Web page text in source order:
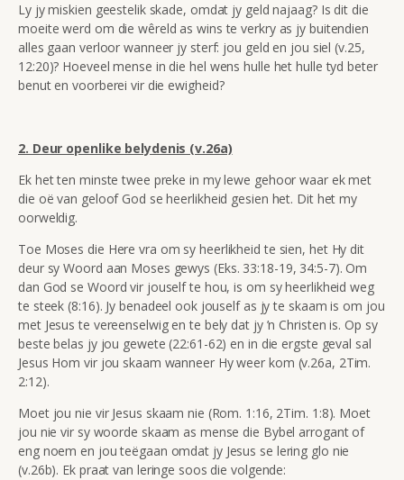
Ly jy miskien geestelik skade, omdat jy geld najaag? Is dit die
moeite werd om die wêreld as wins te verkry as jy buitendien
alles gaan verloor wanneer jy sterf: jou geld en jou siel (v.25,
12:20)? Hoeveel mense in die hel wens hulle het hulle tyd beter
benut en voorberei vir die ewigheid?
2. Deur openlike belydenis (v.26a)
Ek het ten minste twee preke in my lewe gehoor waar ek met
die oë van geloof God se heerlikheid gesien het. Dit het my
oorweldig.
Toe Moses die Here vra om sy heerlikheid te sien, het Hy dit
deur sy Woord aan Moses gewys (Eks. 33:18-19, 34:5-7). Om
dan God se Woord vir jouself te hou, is om sy heerlikheid weg
te steek (8:16). Jy benadeel ook jouself as jy te skaam is om jou
met Jesus te vereenselwig en te bely dat jy ’n Christen is. Op sy
beste belas jy jou gewete (22:61-62) en in die ergste geval sal
Jesus Hom vir jou skaam wanneer Hy weer kom (v.26a, 2Tim.
2:12).
Moet jou nie vir Jesus skaam nie (Rom. 1:16, 2Tim. 1:8). Moet
jou nie vir sy woorde skaam as mense die Bybel arrogant of
eng noem en jou teëgaan omdat jy Jesus se lering glo nie
(v.26b). Ek praat van leringe soos die volgende: